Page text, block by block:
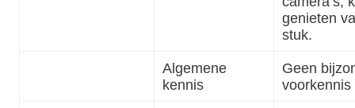
genieten
stuk.
Algemene
kennis
Geen
voorkennis